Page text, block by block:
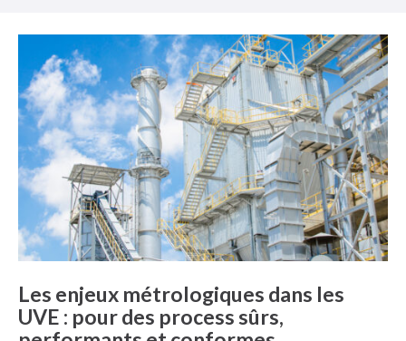
Les enjeux métrologiques dans les
UVE : pour des process sûrs,